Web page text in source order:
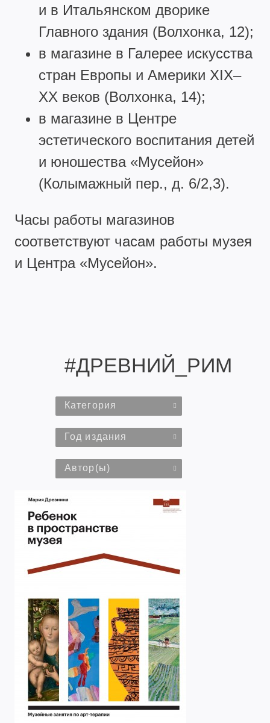
и в Итальянском дворике
Главного здания (Волхонка, 12);
в магазине в Галерее искусства
стран Европы и Америки XIX–
XX веков (Волхонка, 14);
в магазине в Центре
эстетического воспитания детей
и юношества «Мусейон»
(Колымажный пер., д. 6/2,3).
Часы работы магазинов
соответствуют часам работы музея
и Центра «Мусейон».
#ДРЕВНИЙ_РИМ
Категория
Год издания
Автор(ы)